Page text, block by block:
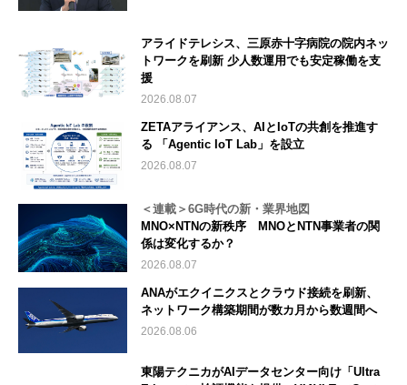
アライドテレシス、三原赤十字病院の院内ネッ
トワークを刷新 少人数運用でも安定稼働を支
援
2026.08.07
ZETAアライアンス、AIとIoTの共創を推進す
る 「Agentic IoT Lab」を設立
2026.08.07
＜連載＞6G時代の新・業界地図
MNO×NTNの新秩序 MNOとNTN事業者の関
係は変化するか？
2026.08.07
ANAがエクイニクスとクラウド接続を刷新、
ネットワーク構築期間が数カ月から数週間へ
2026.08.06
東陽テクニカがAIデータセンター向け「Ultra